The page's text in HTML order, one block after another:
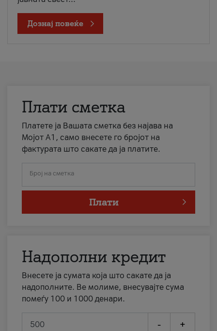
Дознај повеќе
Плати сметка
Платете ја Вашата сметка без најава на
Мојот А1, само внесете го бројот на
фактурата што сакате да ја платите.
Број на сметка
Плати
Надополни кредит
Внесете ја сумата која што сакате да ја
надополните. Ве молиме, внесувајте сума
помеѓу 100 и 1000 денари.
- +